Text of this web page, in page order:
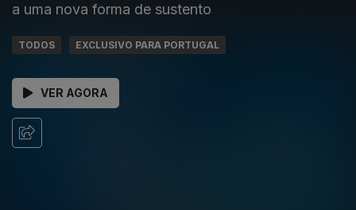
a uma nova forma de sustento
TODOS EXCLUSIVO PARA PORTUGAL
VER AGORA